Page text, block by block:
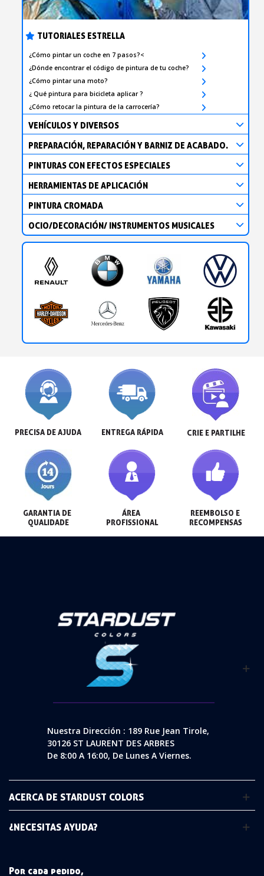
TUTORIALES ESTRELLA
¿Cómo pintar un coche en 7 pasos?<
¿Dónde encontrar el código de pintura de tu coche?
¿Cómo pintar una moto?
¿ Qué pintura para bicicleta aplicar ?
¿Cómo retocar la pintura de la carrocería?
VEHÍCULOS Y DIVERSOS
PREPARACIÓN, REPARACIÓN Y BARNIZ DE ACABADO.
PINTURAS CON EFECTOS ESPECIALES
HERRAMIENTAS DE APLICACIÓN
PINTURA CROMADA
OCIO/DECORACIÓN/ INSTRUMENTOS MUSICALES
PRECISA DE AJUDA ENTREGA RÁPIDA CRIE E PARTILHE
GARANTIA DE
QUALIDADE
ÁREA
PROFISSIONAL
REEMBOLSO E
RECOMPENSAS
Nuestra Dirección : 189 Rue Jean Tirole,
30126 ST LAURENT DES ARBRES
De 8:00 A 16:00, De Lunes A Viernes.
ACERCA DE STARDUST COLORS
¿NECESITAS AYUDA?
Por cada pedido,